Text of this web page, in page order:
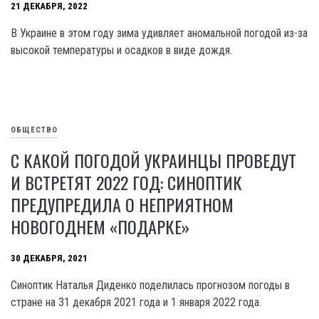
21 ДЕКАБРЯ, 2022
В Украине в этом году зима удивляет аномальной погодой из-за
высокой температуры и осадков в виде дождя.
ОБЩЕСТВО
С КАКОЙ ПОГОДОЙ УКРАИНЦЫ ПРОВЕДУТ
И ВСТРЕТЯТ 2022 ГОД: СИНОПТИК
ПРЕДУПРЕДИЛА О НЕПРИЯТНОМ
НОВОГОДНЕМ «ПОДАРКЕ»
30 ДЕКАБРЯ, 2021
Синоптик Наталья Диденко поделилась прогнозом погоды в
стране на 31 декабря 2021 года и 1 января 2022 года.